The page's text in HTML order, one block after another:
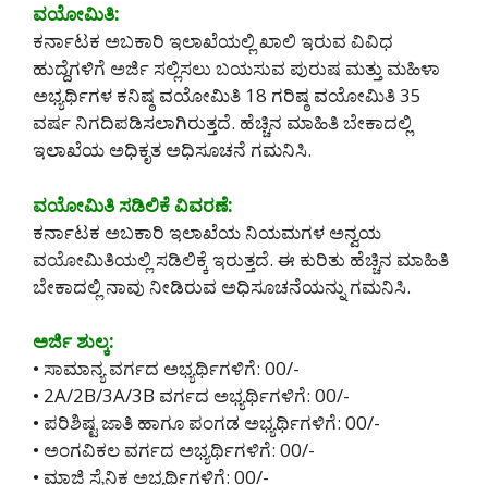
ವಯೋಮಿತಿ:
ಕರ್ನಾಟಕ ಅಬಕಾರಿ ಇಲಾಖೆಯಲ್ಲಿ ಖಾಲಿ ಇರುವ ವಿವಿಧ
ಹುದ್ದೆಗಳಿಗೆ ಅರ್ಜಿ ಸಲ್ಲಿಸಲು ಬಯಸುವ ಪುರುಷ ಮತ್ತು ಮಹಿಳಾ
ಅಭ್ಯರ್ಥಿಗಳ ಕನಿಷ್ಠ ವಯೋಮಿತಿ 18 ಗರಿಷ್ಠ ವಯೋಮಿತಿ 35
ವರ್ಷ ನಿಗದಿಪಡಿಸಲಾಗಿರುತ್ತದೆ. ಹೆಚ್ಚಿನ ಮಾಹಿತಿ ಬೇಕಾದಲ್ಲಿ
ಇಲಾಖೆಯ ಅಧಿಕೃತ ಅಧಿಸೂಚನೆ ಗಮನಿಸಿ.
ವಯೋಮಿತಿ ಸಡಿಲಿಕೆ ವಿವರಣೆ:
ಕರ್ನಾಟಕ ಅಬಕಾರಿ ಇಲಾಖೆಯ ನಿಯಮಗಳ ಅನ್ವಯ
ವಯೋಮಿತಿಯಲ್ಲಿ ಸಡಿಲಿಕ್ಕೆ ಇರುತ್ತದೆ. ಈ ಕುರಿತು ಹೆಚ್ಚಿನ ಮಾಹಿತಿ
ಬೇಕಾದಲ್ಲಿ ನಾವು ನೀಡಿರುವ ಅಧಿಸೂಚನೆಯನ್ನು ಗಮನಿಸಿ.
ಅರ್ಜಿ ಶುಲ್ಕ:
• ಸಾಮಾನ್ಯ ವರ್ಗದ ಅಭ್ಯರ್ಥಿಗಳಿಗೆ: 00/-
• 2A/2B/3A/3B ವರ್ಗದ ಅಭ್ಯರ್ಥಿಗಳಿಗೆ: 00/-
• ಪರಿಶಿಷ್ಟ ಜಾತಿ ಹಾಗೂ ಪಂಗಡ ಅಭ್ಯರ್ಥಿಗಳಿಗೆ: 00/-
• ಅಂಗವಿಕಲ ವರ್ಗದ ಅಭ್ಯರ್ಥಿಗಳಿಗೆ: 00/-
• ಮಾಜಿ ಸೈನಿಕ ಅಭ್ಯರ್ಥಿಗಳಿಗೆ: 00/-